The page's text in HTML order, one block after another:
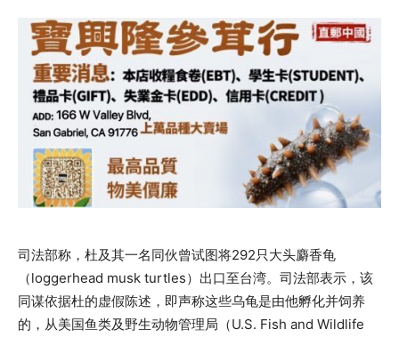
司法部称，杜及其一名同伙曾试图将292只大头麝香龟
（loggerhead musk turtles）出口至台湾。司法部表示，该
同谋依据杜的虚假陈述，即声称这些乌龟是由他孵化并饲养
的，从美国鱼类及野生动物管理局（U.S. Fish and Wildlife